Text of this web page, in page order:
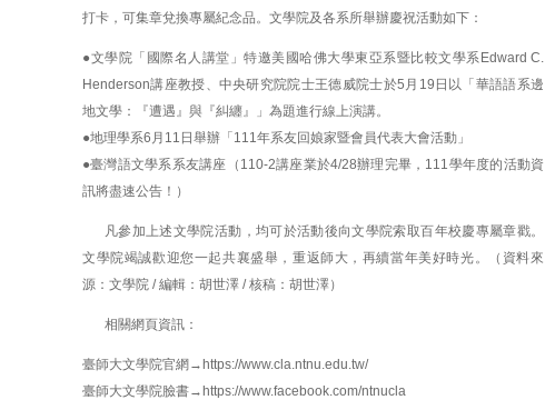
打卡，可集章兌換專屬紀念品。文學院及各系所舉辦慶祝活動如下：
●文學院「國際名人講堂」特邀美國哈佛大學東亞系暨比較文學系Edward C.
Henderson講座教授、中央研究院院士王德威院士於5月19日以「華語語系邊
地文學：『遭遇』與『糾纏』」為題進行線上演講。
●地理學系6月11日舉辦「111年系友回娘家暨會員代表大會活動」
●臺灣語文學系系友講座（110-2講座業於4/28辦理完畢，111學年度的活動資
訊將盡速公告！）
凡參加上述文學院活動，均可於活動後向文學院索取百年校慶專屬章戳。
文學院竭誠歡迎您一起共襄盛舉，重返師大，再續當年美好時光。（資料來
源：文學院 / 編輯：胡世澤 / 核稿：胡世澤）
相關網頁資訊：
臺師大文學院官網→ https://www.cla.ntnu.edu.tw/
臺師大文學院臉書→ https://www.facebook.com/ntnucla